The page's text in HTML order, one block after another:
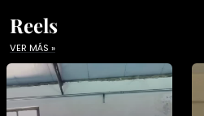
Reels
VER MÁS »